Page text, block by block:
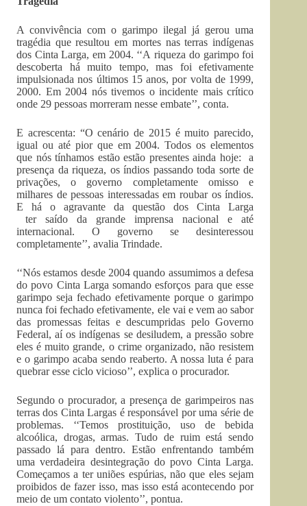
A convivência com o garimpo ilegal já gerou uma
tragédia que resultou em mortes nas terras indígenas
dos Cinta Larga, em 2004. ‘‘A riqueza do garimpo foi
descoberta há muito tempo, mas foi efetivamente
impulsionada nos últimos 15 anos, por volta de 1999,
2000. Em 2004 nós tivemos o incidente mais crítico
onde 29 pessoas morreram nesse embate’’, conta.
E acrescenta: “O cenário de 2015 é muito parecido,
igual ou até pior que em 2004. Todos os elementos
que nós tínhamos estão estão presentes ainda hoje: a
presença da riqueza, os índios passando toda sorte de
privações, o governo completamente omisso e
milhares de pessoas interessadas em roubar os índios.
E há o agravante da questão dos Cinta Larga
ter saído da grande imprensa nacional e até
internacional. O governo se desinteressou
completamente’’, avalia Trindade.
‘‘Nós estamos desde 2004 quando assumimos a defesa
do povo Cinta Larga somando esforços para que esse
garimpo seja fechado efetivamente porque o garimpo
nunca foi fechado efetivamente, ele vai e vem ao sabor
das promessas feitas e descumpridas pelo Governo
Federal, aí os indígenas se desiludem, a pressão sobre
eles é muito grande, o crime organizado, não resistem
e o garimpo acaba sendo reaberto. A nossa luta é para
quebrar esse ciclo vicioso’’, explica o procurador.
Segundo o procurador, a presença de garimpeiros nas
terras dos Cinta Largas é responsável por uma série de
problemas. ‘‘Temos prostituição, uso de bebida
alcoólica, drogas, armas. Tudo de ruim está sendo
passado lá para dentro. Estão enfrentando também
uma verdadeira desintegração do povo Cinta Larga.
Começamos a ter uniões espúrias, não que eles sejam
proibidos de fazer isso, mas isso está acontecendo por
meio de um contato violento’’, pontua.